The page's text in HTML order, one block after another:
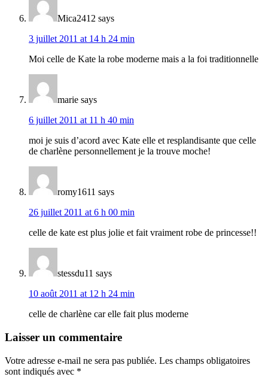
Mica2412 says
3 juillet 2011 at 14 h 24 min
Moi celle de Kate la robe moderne mais a la foi traditionnelle
marie says
6 juillet 2011 at 11 h 40 min
moi je suis d’acord avec Kate elle et resplandisante que celle
de charlène personnellement je la trouve moche!
romy1611 says
26 juillet 2011 at 6 h 00 min
celle de kate est plus jolie et fait vraiment robe de princesse!!
stessdu11 says
10 août 2011 at 12 h 24 min
celle de charlène car elle fait plus moderne
Laisser un commentaire
Votre adresse e-mail ne sera pas publiée. Les champs obligatoires
sont indiqués avec *